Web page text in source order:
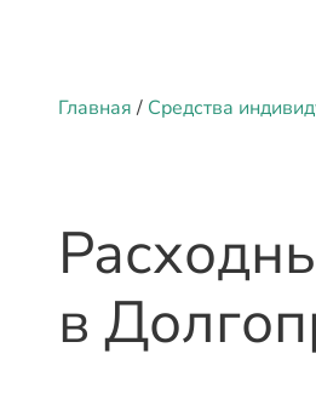
Главная/ Средства
в